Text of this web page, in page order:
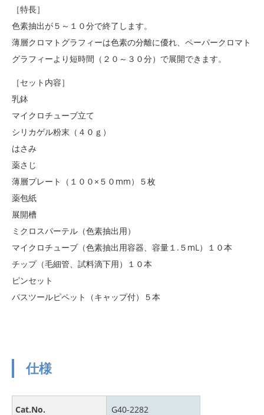
［特長］
色素抽出が５～１０分で終了します。
薄層クロマトグラフィーは色素の分離に優れ、ペーパークロマト
グラフィーより短時間（２０～３０分）で展開できます。
［セット内容］
乳鉢
マイクロチューブ立て
シリカゲル粉末（４０ｇ）
はさみ
薬さじ
薄層プレート（１００×５０mm）５枚
薬包紙
展開槽
ミクロスパーテル（色素抽出用）
マイクロチューブ（色素抽出用容器、容量１.５mL）１０本
チップ（毛細管、試料滴下用）１０本
ピンセット
パスツールピペット（キャップ付）５本
仕様
Cat.No. G40-2282